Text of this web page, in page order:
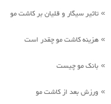
» تاثیر سیگار و قلیان بر کاشت مو
» هزینه کاشت مو چقدر است
» بانک مو چیست
» ورزش بعد از کاشت مو